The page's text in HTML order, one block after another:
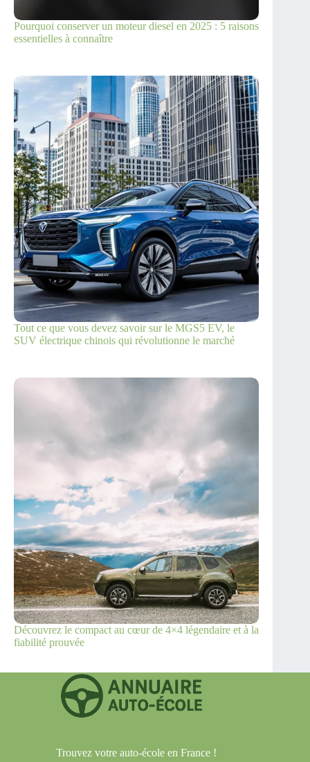
Pourquoi conserver un moteur diesel en 2025 : 5 raisons
essentielles à connaître
Tout ce que vous devez savoir sur le MGS5 EV, le
SUV électrique chinois qui révolutionne le marché
Découvrez le compact au cœur de 4×4 légendaire et à la
fiabilité prouvée
Trouvez votre auto-école en France !